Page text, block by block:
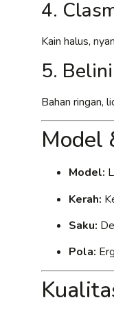
4.
Kain halus,
5. Belini
Bahan ringan,
Model
Model:
Kerah:
Saku:
Pola: